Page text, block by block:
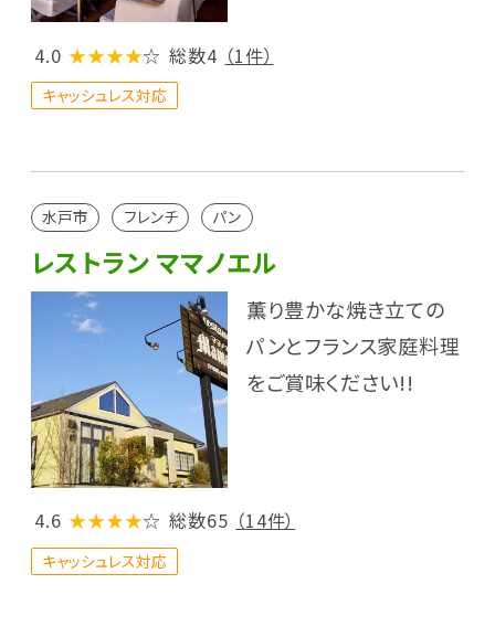
4.0 ★★★★☆ 総数4 （1件）
キャッシュレス対応
水戸市 フレンチ パン
レストラン ママノエル
薫り豊かな焼き立ての
パンとフランス家庭料理
をご賞味ください!!
4.6 ★★★★☆ 総数65 （14件）
キャッシュレス対応